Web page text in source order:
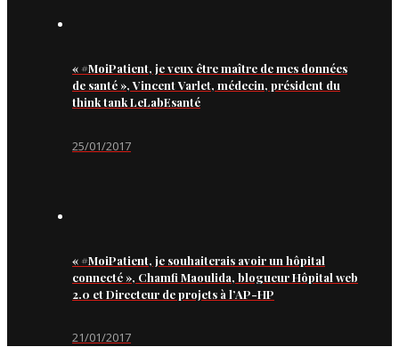
« #MoiPatient, je veux être maître de mes données
de santé », Vincent Varlet, médecin, président du
think tank LeLabEsanté
25/01/2017
« #MoiPatient, je souhaiterais avoir un hôpital
connecté », Chamfi Maoulida, blogueur Hôpital web
2.0 et Directeur de projets à l’AP-HP
21/01/2017